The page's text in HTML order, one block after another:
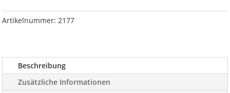
4.5l
Menge
Artikelnummer: 2177
Beschreibung
Zusätzliche Informationen